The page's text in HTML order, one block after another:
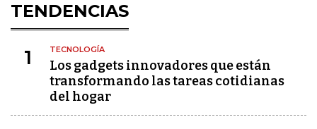
TENDENCIAS
1 TECNOLOGÍA
Los gadgets innovadores que están
transformando las tareas cotidianas
del hogar